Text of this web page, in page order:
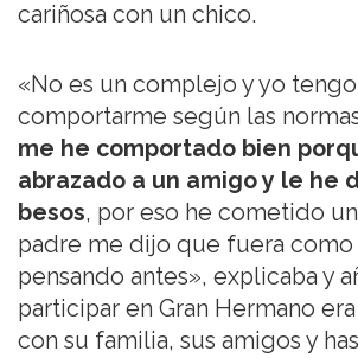
cariñosa con un chico.
«No es un complejo y yo
comportarme según las
me he comportado bien
abrazado a un amigo y le he
besos, por eso he cometido
padre me dijo que fuera como
pensando antes», explicaba y
participar en Gran Hermano
con su familia, sus amigos y